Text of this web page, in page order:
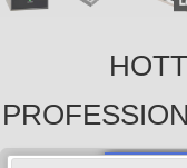
FILTRES